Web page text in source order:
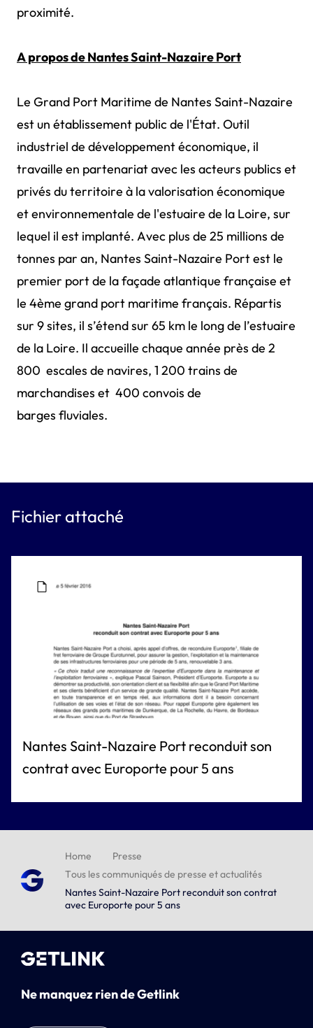
proximité.
A propos de Nantes Saint-Nazaire Port
Le Grand Port Maritime de Nantes Saint-Nazaire
est un établissement public de l'État. Outil
industriel de développement économique, il
travaille en partenariat avec les acteurs publics et
privés du territoire à la valorisation économique
et environnementale de l'estuaire de la Loire, sur
lequel il est implanté. Avec plus de 25 millions de
tonnes par an, Nantes Saint-Nazaire Port est le
premier port de la façade atlantique française et
le 4ème grand port maritime français. Répartis
sur 9 sites, il s’étend sur 65 km le long de l’estuaire
de la Loire. Il accueille chaque année près de 2
800 escales de navires, 1 200 trains de
marchandises et 400 convois de
barges fluviales.
Fichier attaché
Nantes Saint-Nazaire Port reconduit son
contrat avec Europorte pour 5 ans
Home
Presse
Tous les communiqués de presse et actualités
Nantes Saint-Nazaire Port reconduit son contrat
avec Europorte pour 5 ans
Ne manquez rien de Getlink